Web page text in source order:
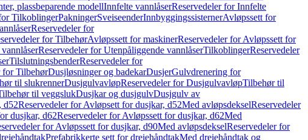
plassbeparende modellInnfelte vannlåserReservedeler for Innfelte
TilkoblingerPakningerSveiseenderInnbyggingssisternerAvløpssett for
Reservedeler for
for TilbehørAvløpssett for maskinerReservedeler for Avløpssett for
Reservedeler for Utenpåliggende vannlåserTilkoblingerReservedeler
TilslutningsbenderReservedeler for
for TilbehørDusjløsninger og badekarDusjerGulvdrenering for
til slukrennerDusjgulvavløpReservedeler for DusjgulvavløpTilbehør til
til veggslukDusjkar og dusjgulvDusjgulv av
d52Reservedeler for Avløpsett for dusjkar, d52Med avløpsdekselReservedeler
dusjkar, d62Reservedeler for Avløpssett for dusjkar, d62Med
for Avløpssett for dusjkar, d90Med avløpsdekselReservedeler for
Prefabrikkerte sett for dreiehåndtakMed dreiehåndtak og